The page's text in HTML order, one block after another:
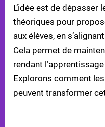
L’idée est de dépasser
théoriques pour
aux élèves, en
Cela permet de
rendant
Explorons comment
peuvent transformer